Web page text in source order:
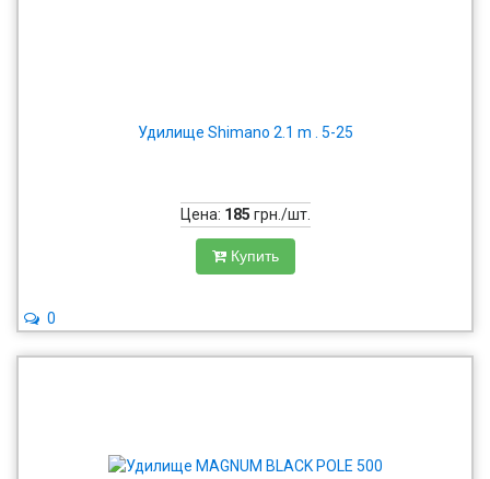
Удилище Shimano 2.1 m . 5-25
Цена: 185 грн./шт.
Купить
0